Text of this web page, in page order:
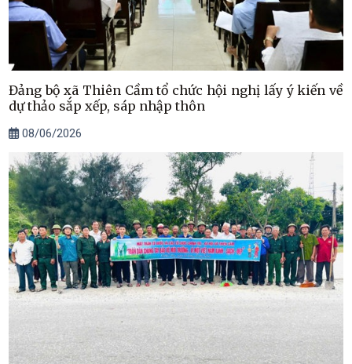
Đảng bộ xã Thiên Cầm tổ chức hội nghị lấy ý kiến về
dự thảo sắp xếp, sáp nhập thôn
08/06/2026